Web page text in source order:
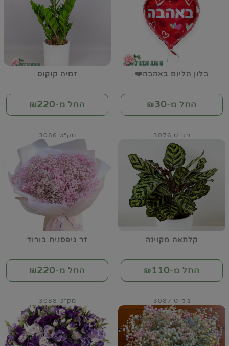
בלון הליום באהבה❤️
החל מ-₪30
זמיה קוקוס
החל מ-₪220
קלתאה מקוינה
מק"ט 3076
החל מ-₪110
זר גיפסנית בורוד
מק"ט 3086
החל מ-₪220
מק"ט 3087 מק"ט 3088